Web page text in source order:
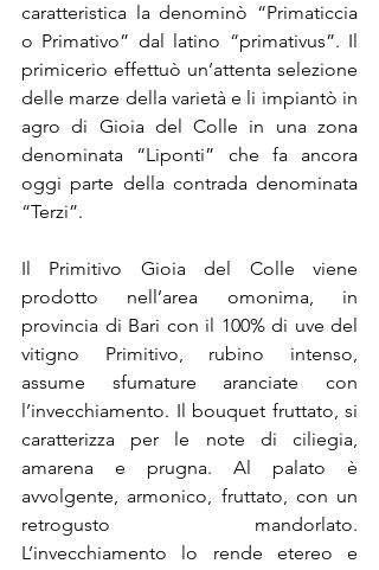
caratteristica la denominò “Primaticcia
o Primativo” dal latino “primativus”. Il
primicerio effettuò un’attenta selezione
delle marze della varietà e li impiantò in
agro di Gioia del Colle in una zona
denominata “Liponti” che fa ancora
oggi parte della contrada denominata
“Terzi”.
Il Primitivo Gioia del Colle viene
prodotto nell’area omonima, in
provincia di Bari con il 100% di uve del
vitigno Primitivo, rubino intenso,
assume sfumature aranciate con
l’invecchiamento. Il bouquet fruttato, si
caratterizza per le note di ciliegia,
amarena e prugna. Al palato è
avvolgente, armonico, fruttato, con un
retrogusto mandorlato.
L’invecchiamento lo rende etereo e